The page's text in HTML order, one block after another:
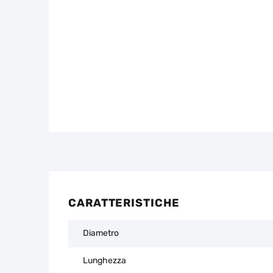
CARATTERISTICHE
Diametro
Lunghezza